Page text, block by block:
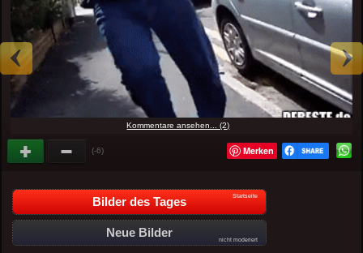
Kommentare ansehen... (2)
(-6) Merken
Bilder des Tages Startseite
Neue Bilder
nicht moderiert